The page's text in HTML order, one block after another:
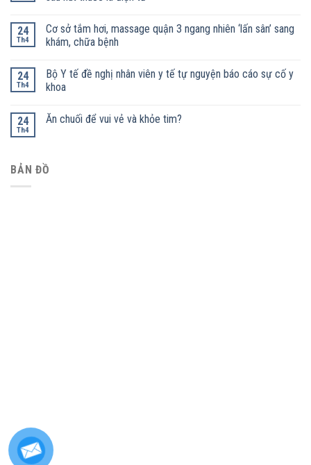
24
Th4
Cơ sở tắm hơi, massage quận 3 ngang nhiên ‘lấn sân’ sang
khám, chữa bệnh
24
Th4
Bộ Y tế đề nghị nhân viên y tế tự nguyện báo cáo sự cố y
khoa
24
Th4
Ăn chuối để vui vẻ và khỏe tim?
BẢN ĐỒ